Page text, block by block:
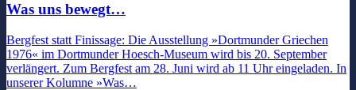
Was uns bewegt…
Bergfest statt Finissage: Die Ausstellung »Dortmunder Griechen
1976« im Dortmunder Hoesch-Museum wird bis 20. September
verlängert. Zum Bergfest am 28. Juni wird ab 11 Uhr eingeladen. In
unserer Kolumne »Was…